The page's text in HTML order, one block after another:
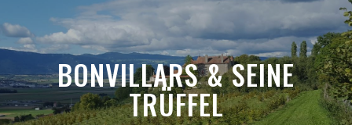
BONVILLARS & SEINE
TRÜFFEL